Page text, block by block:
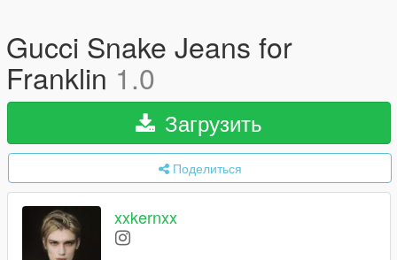
Gucci Snake Jeans for
Franklin 1.0
Загрузить
Поделиться
xxkernxx